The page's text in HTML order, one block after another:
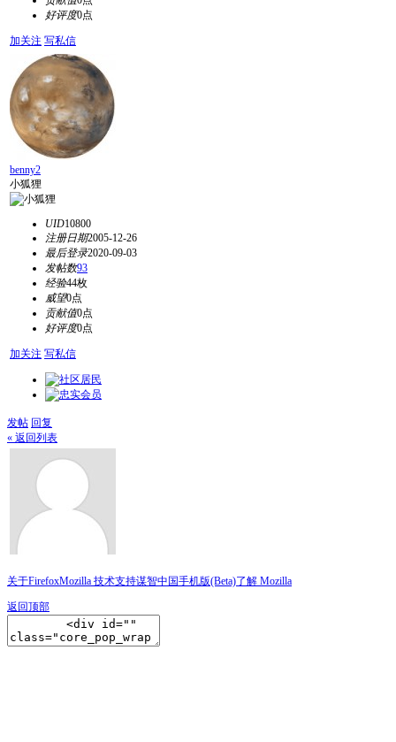
好评度0点
加关注 写私信
benny2
小狐狸
UID10800
注册日期2005-12-26
最后登录2020-09-03
发帖数93
经验44枚
威望0点
贡献值0点
好评度0点
加关注 写私信
发帖 回复
« 返回列表
关于FirefoxMozilla 技术支持谋智中国手机版(Beta)了解 Mozilla
返回顶部